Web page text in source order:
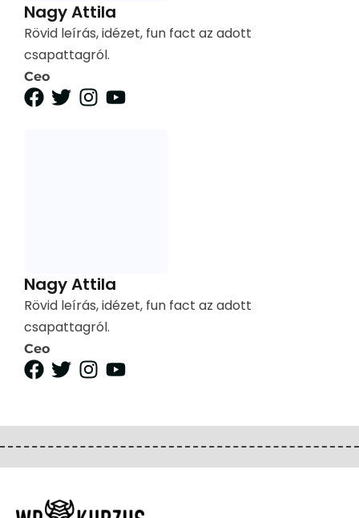
Nagy Attila
Rövid leírás, idézet, fun fact az adott
csapattagról.
Ceo
Nagy Attila
Rövid leírás, idézet, fun fact az adott
csapattagról.
Ceo